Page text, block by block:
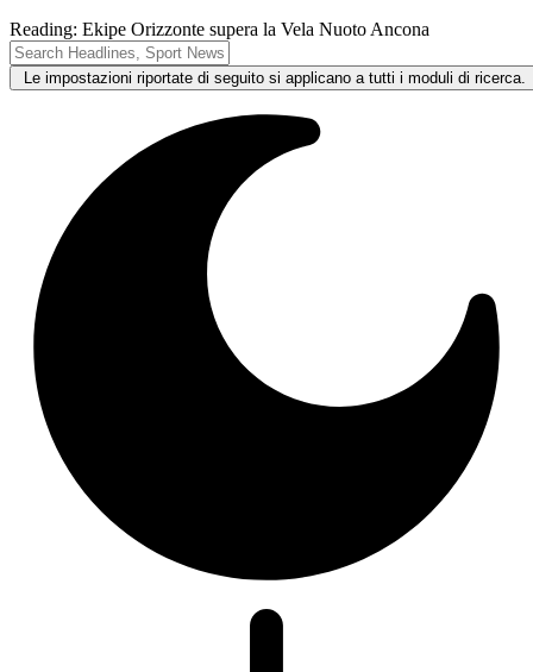
Reading: Ekipe Orizzonte supera la Vela Nuoto Ancona